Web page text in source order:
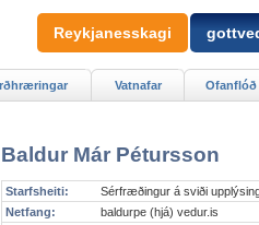
Baldur Már Pétursson
Starfsheiti:
Sérfræðingur á sviði
Netfang:
baldurpe (hjá) vedur.is
Vatnafar Ofanflóð
Reykjanesskagi